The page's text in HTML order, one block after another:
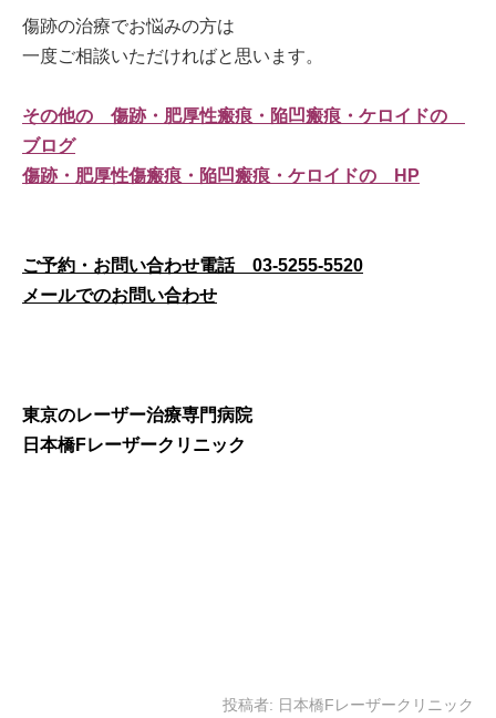
傷跡の治療でお悩みの方は
一度ご相談いただければと思います。
その他の 傷跡・肥厚性瘢痕・陥凹瘢痕・ケロイドの
ブログ
傷跡・肥厚性傷瘢痕・陥凹瘢痕・ケロイドの HP
ご予約・お問い合わせ電話 03-5255-5520
メールでのお問い合わせ
東京のレーザー治療専門病院
日本橋Fレーザークリニック
投稿者: 日本橋Fレーザークリニック